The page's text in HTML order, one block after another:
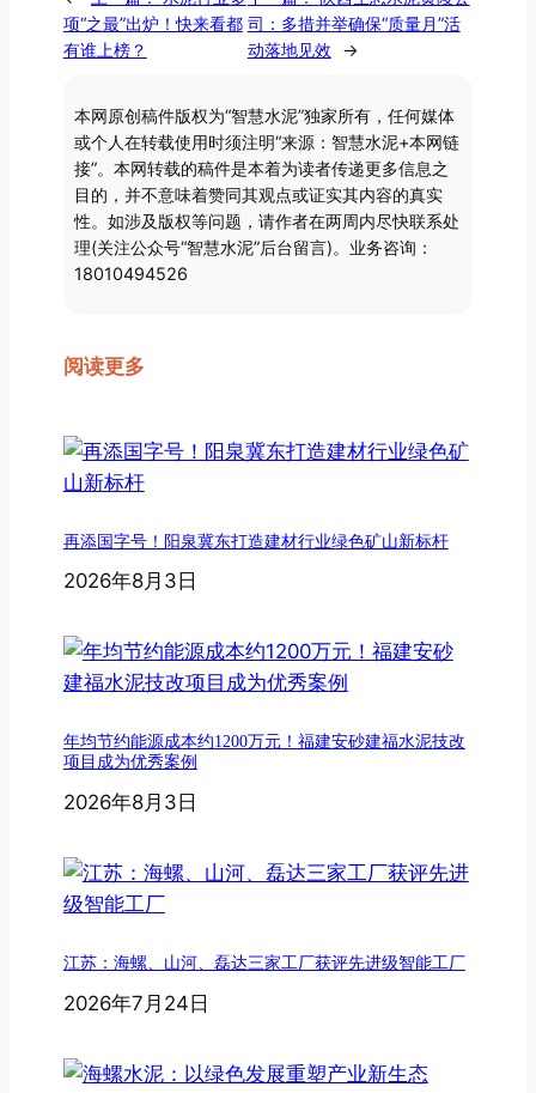
项“之最”出炉！快来看都
有谁上榜？
司：多措并举确保“质量月”活
动落地见效
→
本网原创稿件版权为“智慧水泥”独家所有，任何媒体
或个人在转载使用时须注明“来源：智慧水泥+本网链
接”。本网转载的稿件是本着为读者传递更多信息之
目的，并不意味着赞同其观点或证实其内容的真实
性。如涉及版权等问题，请作者在两周内尽快联系处
理(关注公众号“智慧水泥”后台留言)。业务咨询：
18010494526
阅读更多
再添国字号！阳泉冀东打造建材行业绿色矿山新标杆
2026年8月3日
年均节约能源成本约1200万元！福建安砂建福水泥技改
项目成为优秀案例
2026年8月3日
江苏：海螺、山河、磊达三家工厂获评先进级智能工厂
2026年7月24日